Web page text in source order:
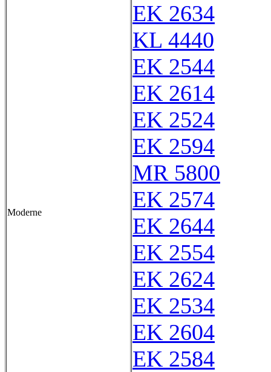
Moderne
EK 2634
KL 4440
EK 2544
EK 2614
EK 2524
EK 2594
MR 5800
EK 2574
EK 2644
EK 2554
EK 2624
EK 2534
EK 2604
EK 2584